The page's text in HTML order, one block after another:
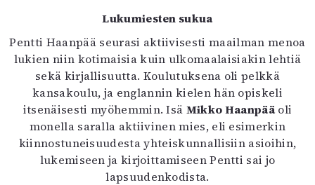
Lukumiesten sukua
Pentti Haanpää seurasi aktiivisesti maailman menoa
lukien niin kotimaisia kuin ulkomaalaisiakin lehtiä
sekä kirjallisuutta. Koulutuksena oli pelkkä
kansakoulu, ja englannin kielen hän opiskeli
itsenäisesti myöhemmin. Isä Mikko Haanpääoli
monella saralla aktiivinen mies, eli esimerkin
kiinnostuneisuudesta yhteiskunnallisiin asioihin,
lukemiseen ja kirjoittamiseen Pentti sai jo
lapsuudenkodista.